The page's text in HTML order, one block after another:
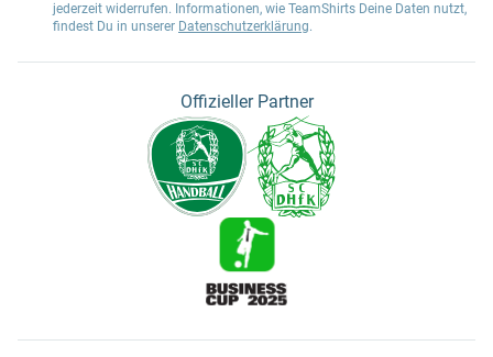
jederzeit widerrufen. Informationen, wie TeamShirts Deine Daten nutzt,
findest Du in unserer Datenschutzerklärung.
Offizieller Partner